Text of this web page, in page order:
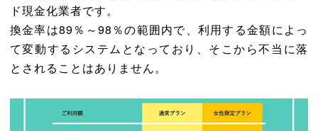
ド現金化業者です。
換金率は89％～98％の範囲内で、利用する金額によっ
て変動するシステムとなっており、そこから不当に落
とされることはありません。